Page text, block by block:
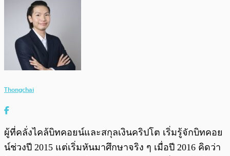
Thongchai
ผู้ที่คลั่งไคล้บิทคอยน์และสกุลเงินคริปโต เริ่มรู้จักบิทคอย
น์ช่วงปี 2015 แต่เริ่มหันมาศึกษาจริง ๆ เมื่อปี 2016 คิดว่า